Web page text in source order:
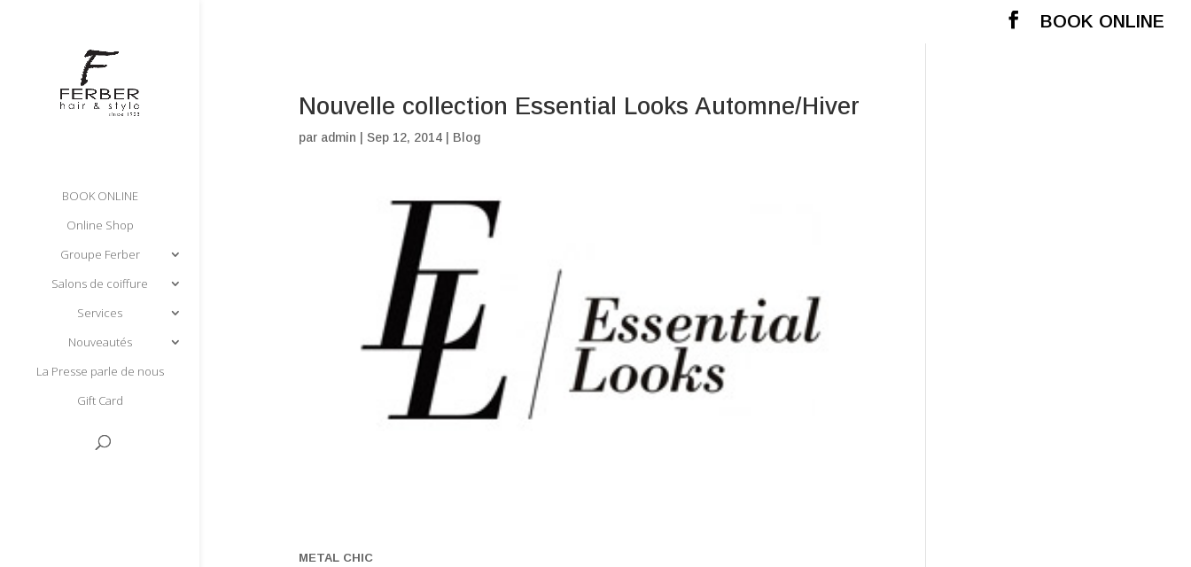
BOOK ONLINE
BOOK ONLINE
Online Shop
Groupe Ferber
Salons de coiffure
Services
Nouveautés
La Presse parle de nous
Gift Card
Nouvelle collection Essential Looks Automne/Hiver
par admin Sep 12, 2014| Blog
METAL CHIC